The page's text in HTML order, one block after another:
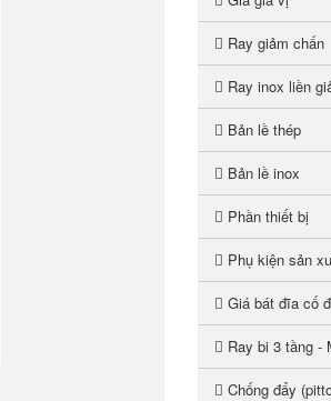
Ray giảm chấn
Ray inox liền
Bản lề thép
Bản lề inox
Phần thiết bị
Phụ kiện sản
Giá bát đĩa cố
Ray bi 3 tầng -
Chống đẩy